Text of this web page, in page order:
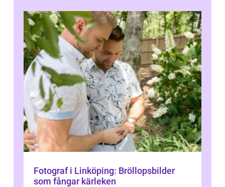
Fotograf i Linköping: Bröllopsbilder
som fångar kärleken